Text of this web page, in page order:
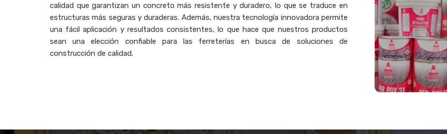
calidad que garantizan un concreto más resistente y duradero, lo que se traduce en
estructuras más seguras y duraderas. Además, nuestra tecnología innovadora permite
una fácil aplicación y resultados consistentes, lo que hace que nuestros productos
sean una elección confiable para las ferreterías en busca de soluciones de
construcción de calidad.